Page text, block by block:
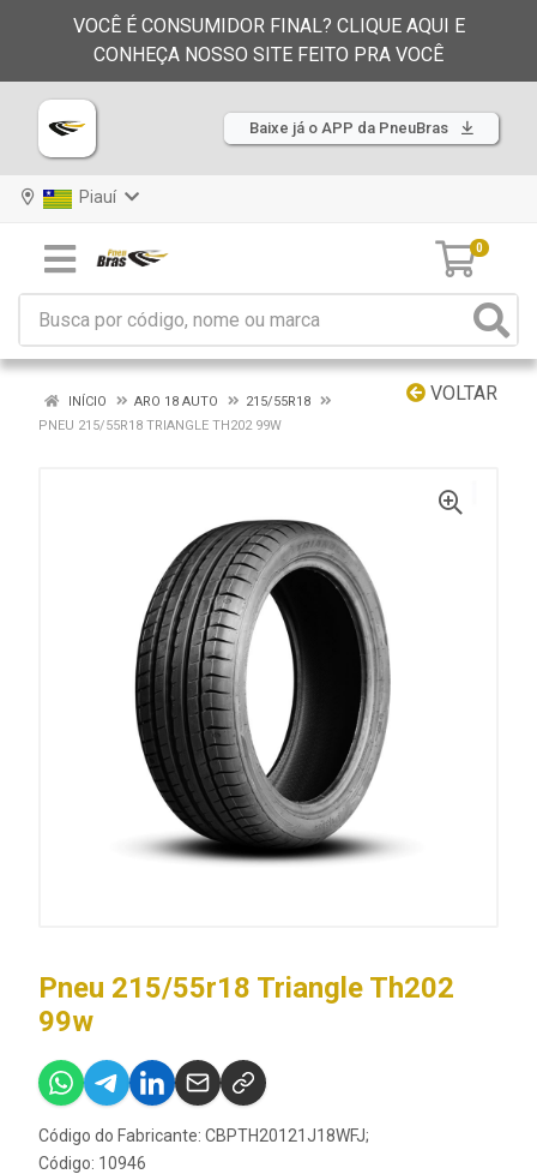
VOCÊ É CONSUMIDOR FINAL? CLIQUE AQUI E
CONHEÇA NOSSO SITE FEITO PRA VOCÊ
Baixe já o APP da PneuBras
Piauí
0
VOLTAR
INÍCIO ARO 18 AUTO
215/55R18
PNEU 215/55R18 TRIANGLE TH202 99W
Pneu 215/55r18 Triangle Th202
99w
Código do Fabricante: CBPTH20121J18WFJ;
Código: 10946